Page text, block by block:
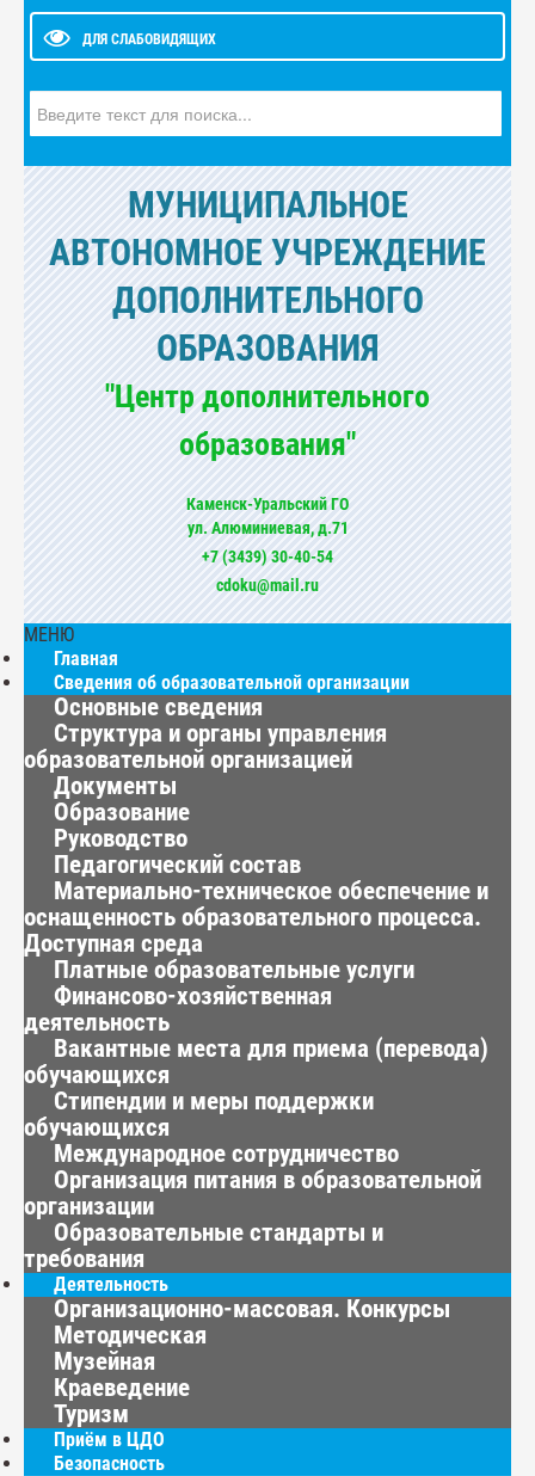
ДЛЯ СЛАБОВИДЯЩИХ
МУНИЦИПАЛЬНОЕ
АВТОНОМНОЕ УЧРЕЖДЕНИЕ
ДОПОЛНИТЕЛЬНОГО
ОБРАЗОВАНИЯ
"Центр дополнительного
образования"
Каменск-Уральский ГО
ул. Алюминиевая, д.71
+7 (3439) 30-40-54
cdoku@mail.ru
МЕНЮ
Главная
Сведения об образовательной организации
Основные сведения
Структура и органы управления
образовательной организацией
Документы
Образование
Руководство
Педагогический состав
Материально-техническое обеспечение и
оснащенность образовательного процесса.
Доступная среда
Платные образовательные услуги
Финансово-хозяйственная
деятельность
Вакантные места для приема (перевода)
обучающихся
Стипендии и меры поддержки
обучающихся
Международное сотрудничество
Организация питания в образовательной
организации
Образовательные стандарты и
требования
Деятельность
Организационно-массовая. Конкурсы
Методическая
Музейная
Краеведение
Туризм
Приём в ЦДО
Безопасность